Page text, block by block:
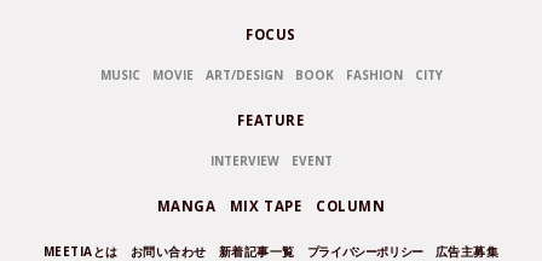
FOCUS
MUSIC MOVIE ART/DESIGN BOOK FASHION CITY
FEATURE
INTERVIEW EVENT
MANGA MIX TAPE COLUMN
MEETIAとは お問い合わせ 新着記事一覧 プライバシーポリシー 広告主募集